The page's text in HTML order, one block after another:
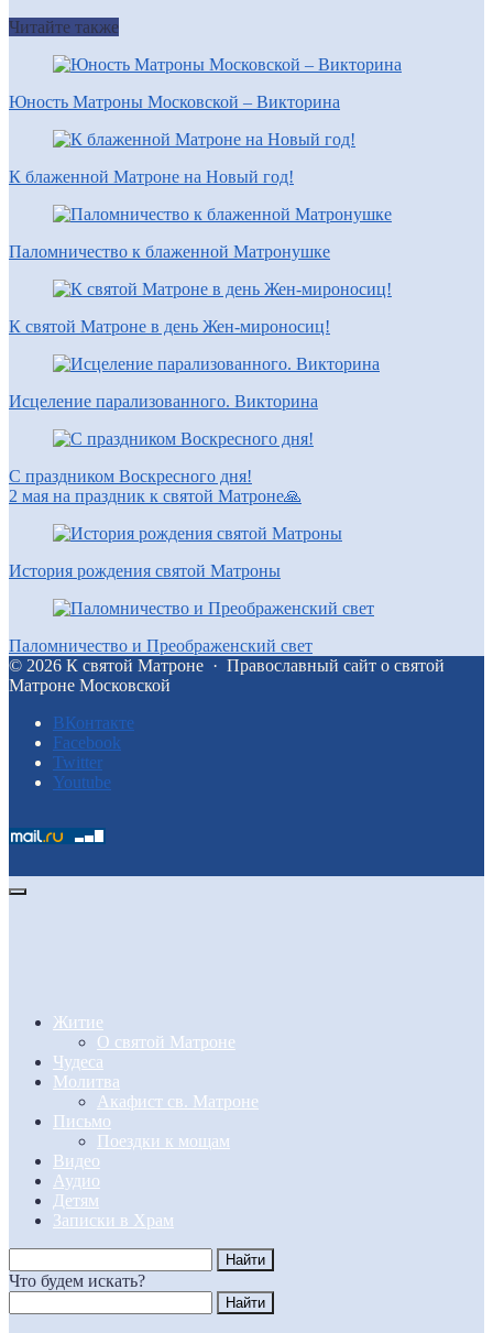
Читайте также
Юность Матроны Московской – Викторина
К блаженной Матроне на Новый год!
Паломничество к блаженной Матронушке
К святой Матроне в день Жен-мироносиц!
Исцеление парализованного. Викторина
С праздником Воскресного дня!
2 мая на праздник к святой Матроне🙏
История рождения святой Матроны
Паломничество и Преображенский свет
© 2026 К святой Матроне · Православный сайт о святой
Матроне Московской
BКонтакте
Facebook
Twitter
Youtube
Житие
О святой Матроне
Чудеса
Молитва
Акафист св. Матроне
Письмо
Поездки к мощам
Видео
Аудио
Детям
Записки в Храм
Что будем искать?